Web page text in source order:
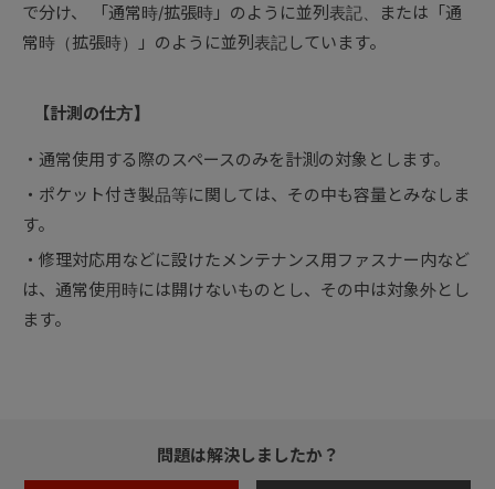
で分け、 「通常時/拡張時」のように並列表記、または「通
常時（拡張時）」のように並列表記しています。
【計測の仕方】
通常使用する際のスペースのみを計測の対象とします。
ポケット付き製品等に関しては、その中も容量とみなしま
す。
修理対応用などに設けたメンテナンス用ファスナー内など
は、通常使用時には開けないものとし、その中は対象外とし
ます。
問題は解決しましたか？